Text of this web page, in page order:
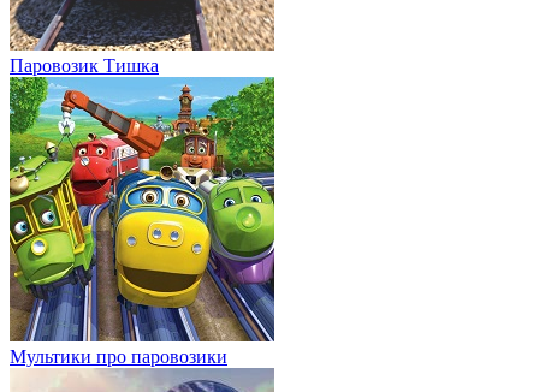
Паровозик Тишка
Мультики про паровозики